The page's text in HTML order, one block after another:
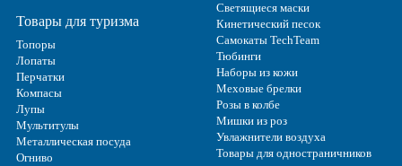
Товары для туризма
Топоры
Лопаты
Перчатки
Компасы
Лупы
Мультитулы
Металлическая посуда
Огниво
Светящиеся маски
Кинетический песок
Самокаты TechTeam
Тюбинги
Наборы из кожи
Меховые брелки
Розы в колбе
Мишки из роз
Увлажнители воздуха
Товары для одностраничников